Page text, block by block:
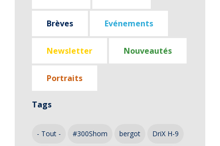
Brèves Evénements
Newsletter Nouveautés
Portraits
Tags
- Tout - #300Shom bergot DriX H-9